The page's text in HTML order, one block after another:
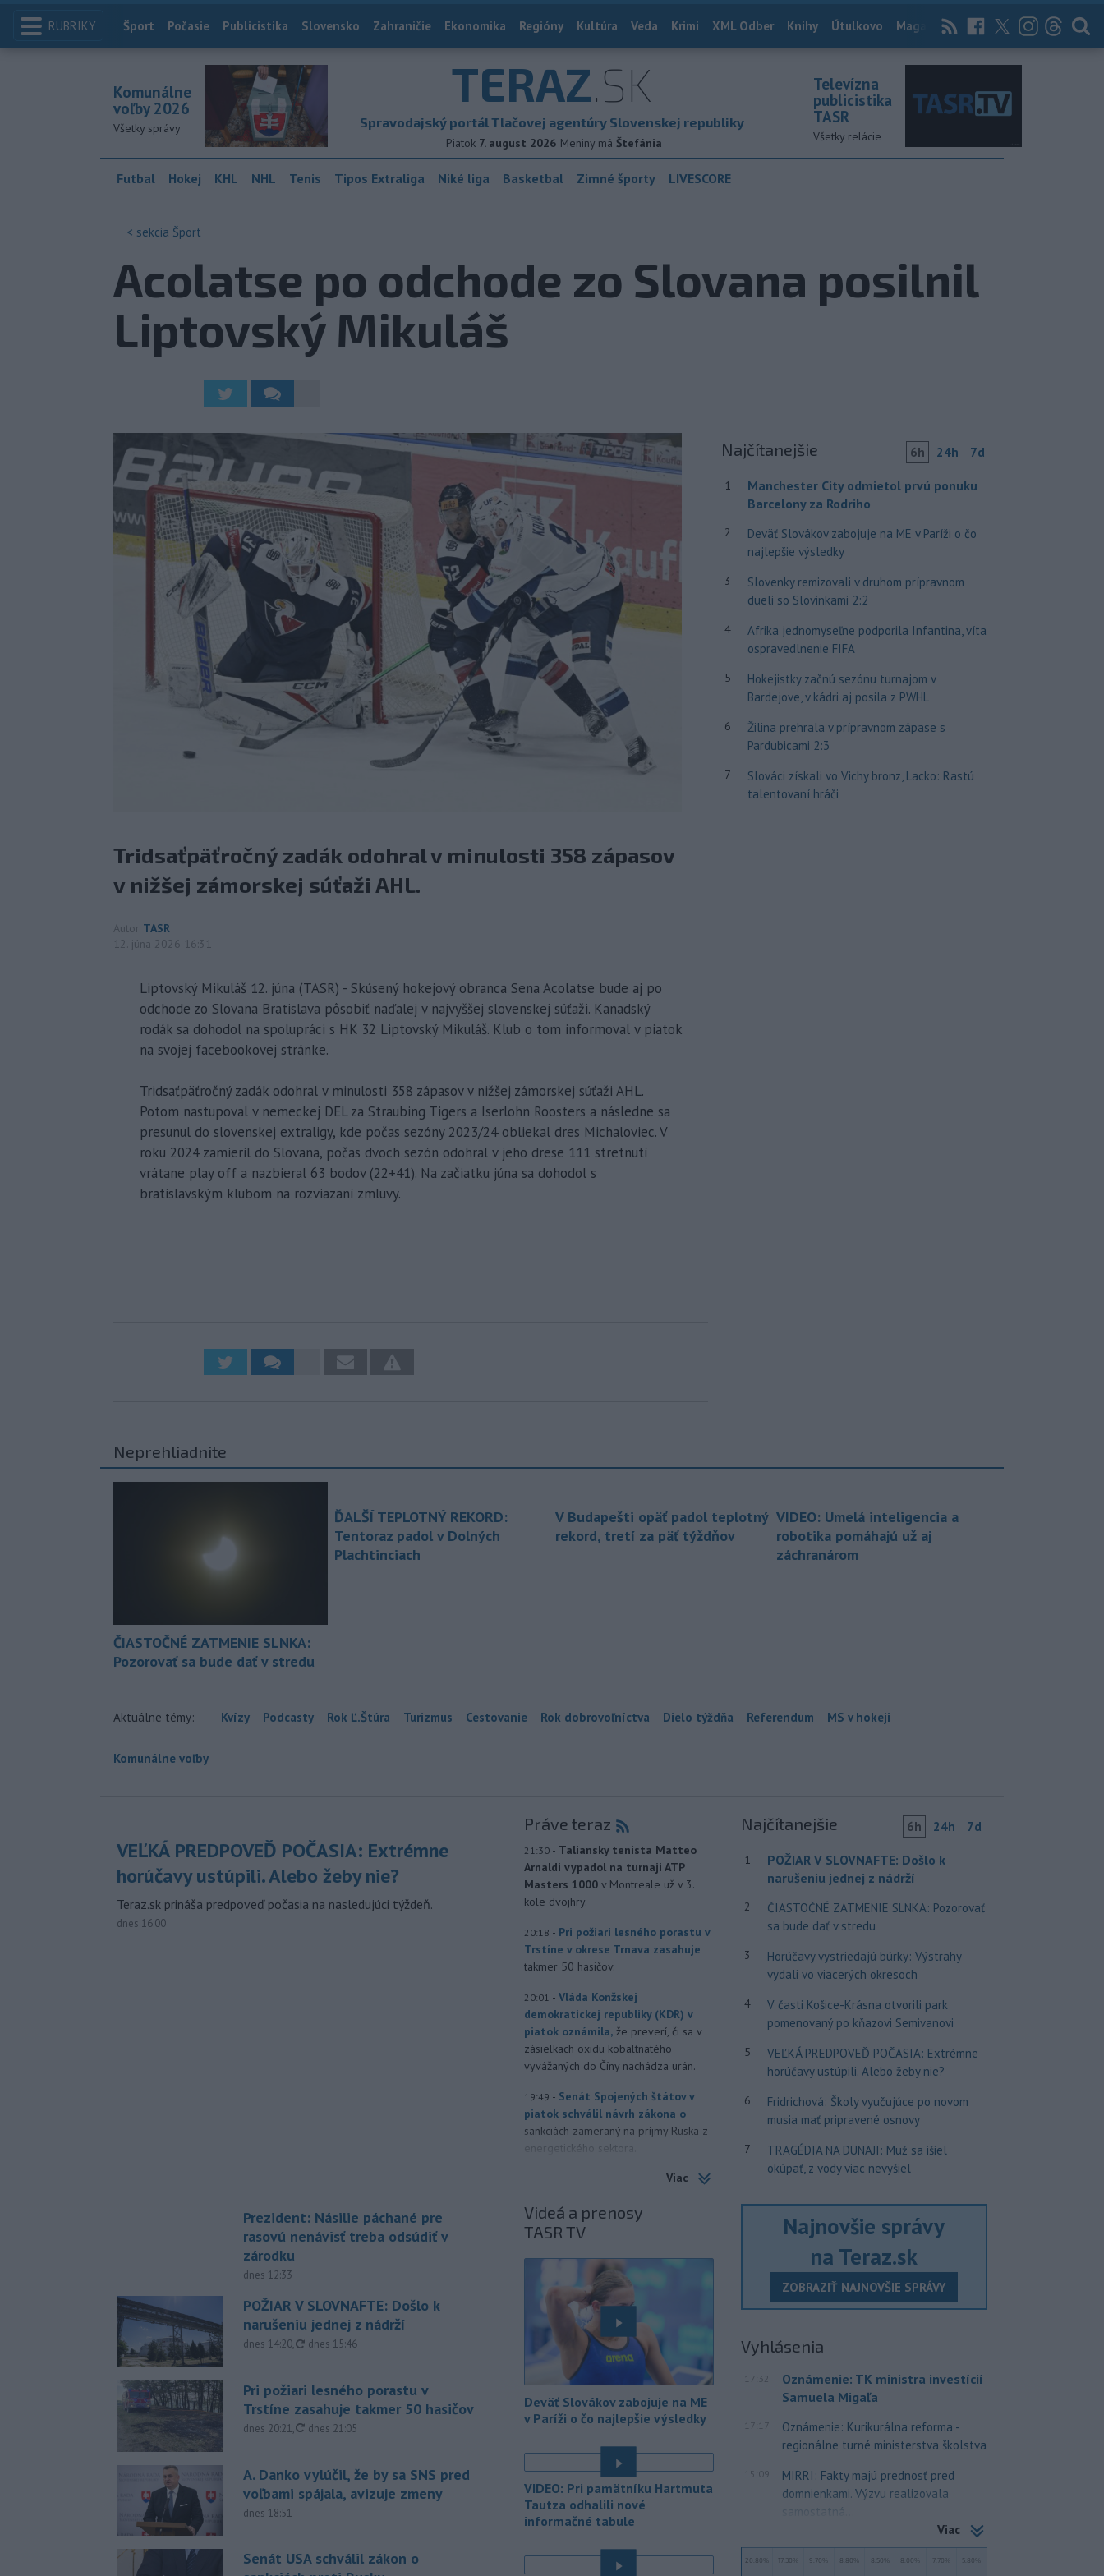
RUBRIKY Index
Šport Počasie Publicistika Slovensko Zahraničie Ekonomika Regióny Kultúra Veda Krimi XML Odber Knihy Útulkovo Magazín News Now Archív
TERAZ.SK
Spravodajský portál Tlačovej agentúry Slovenskej republiky
Piatok 7. august 2026 Meniny má Štefánia
Komunálne
voľby 2026
Všetky správy
Televízna
publicistika
TASR
Všetky relácie
Futbal Hokej KHL NHL Tenis Tipos Extraliga Niké liga Basketbal Zimné športy LIVESCORE
< sekcia Šport
Acolatse po odchode zo Slovana posilnil
Liptovský Mikuláš
Tridsaťpäťročný zadák odohral v minulosti 358 zápasov
v nižšej zámorskej súťaži AHL.
Autor TASR
12. júna 2026 16:31
Liptovský Mikuláš 12. júna (TASR) - Skúsený hokejový obranca Sena Acolatse bude aj po
odchode zo Slovana Bratislava pôsobiť naďalej v najvyššej slovenskej súťaži. Kanadský
rodák sa dohodol na spolupráci s HK 32 Liptovský Mikuláš. Klub o tom informoval v piatok
na svojej facebookovej stránke.
Tridsaťpäťročný zadák odohral v minulosti 358 zápasov v nižšej zámorskej súťaži AHL.
Potom nastupoval v nemeckej DEL za Straubing Tigers a Iserlohn Roosters a následne sa
presunul do slovenskej extraligy, kde počas sezóny 2023/24 obliekal dres Michaloviec. V
roku 2024 zamieril do Slovana, počas dvoch sezón odohral v jeho drese 111 stretnutí
vrátane play off a nazbieral 63 bodov (22+41). Na začiatku júna sa dohodol s
bratislavským klubom na rozviazaní zmluvy.
Najčítanejšie 6h 24h 7d
1
Manchester City odmietol prvú ponuku
Barcelony za Rodriho
2
Deväť Slovákov zabojuje na ME v Paríži o čo
najlepšie výsledky
3
Slovenky remizovali v druhom prípravnom
dueli so Slovinkami 2:2
4
Afrika jednomyseľne podporila Infantina, víta
ospravedlnenie FIFA
5
Hokejistky začnú sezónu turnajom v
Bardejove, v kádri aj posila z PWHL
6
Žilina prehrala v prípravnom zápase s
Pardubicami 2:3
7
Slováci získali vo Vichy bronz, Lacko: Rastú
talentovaní hráči
Neprehliadnite
ČIASTOČNÉ ZATMENIE SLNKA:
Pozorovať sa bude dať v stredu
ĎALŠÍ TEPLOTNÝ REKORD:
Tentoraz padol v Dolných
Plachtinciach
V Budapešti opäť padol teplotný
rekord, tretí za päť týždňov
VIDEO: Umelá inteligencia a
robotika pomáhajú už aj
záchranárom
Aktuálne témy: Kvízy Podcasty Rok Ľ.Štúra Turizmus Cestovanie Rok dobrovoľníctva Dielo týždňa Referendum MS v hokeji
Komunálne voľby
VEĽKÁ PREDPOVEĎ POČASIA: Extrémne
horúčavy ustúpili. Alebo žeby nie?
Teraz.sk prináša predpoveď počasia na nasledujúci týždeň.
dnes 16:00
Prezident: Násilie páchané pre
rasovú nenávisť treba odsúdiť v
zárodku
dnes 12:33
POŽIAR V SLOVNAFTE: Došlo k
narušeniu jednej z nádrží
dnes 14:20, aktualizované
dnes 15:46
Pri požiari lesného porastu v
Trstíne zasahuje takmer 50 hasičov
dnes 20:21, aktualizované
dnes 21:05
A. Danko vylúčil, že by sa SNS pred
voľbami spájala, avizuje zmeny
dnes 18:51
Senát USA schválil zákon o
Práve teraz
21:30 - Taliansky tenista Matteo
Arnaldi vypadol na turnaji ATP
Masters 1000 v Montreale už v 3.
kole dvojhry.
20:18 - Pri požiari lesného porastu v
Trstíne v okrese Trnava zasahuje
takmer 50 hasičov.
20:01 - Vláda Konžskej
demokratickej republiky (KDR) v
piatok oznámila, že preverí, či sa v
zásielkach oxidu kobaltnatého
vyvážaných do Číny nachádza urán.
19:49 - Senát Spojených štátov v
piatok schválil návrh zákona o
sankciách zameraný na príjmy Ruska z
energetického sektora.
Slovenská polícia prispela k
ktorý sa podarilo ukončiť
právoplatným odsúdením páchateľa v
Piatkový požiar v
bratislavskej rafinérii Slovnaft je
pod kontrolou.
bude predmetom vyšetrovania. Pre
TASR to potvrdil hovorca rafinérie
Anton Molnár.
- Ministerstvo kultúry (MK) SR
upraví verziu opatrenia o
podrobnostiach poskytovania dotácií v
pôsobnosti rezortu.
- V bratislavskej rafinérii
Slovnaft horí uskladnený ropný
produkt.TASR o tom informovala
rafinéria s tým, že obyvateľom nehrozí
nebezpečenstvo.
Viac
Videá a prenosy
TASR TV
Deväť Slovákov zabojuje na ME
v Paríži o čo najlepšie výsledky
VIDEO: Pri pamätníku Hartmuta
Tautza odhalili nové
informačné tabule
Najčítanejšie 6h 24h 7d
1
POŽIAR V SLOVNAFTE: Došlo k
narušeniu jednej z nádrží
2
ČIASTOČNÉ ZATMENIE SLNKA: Pozorovať
sa bude dať v stredu
3
Horúčavy vystriedajú búrky: Výstrahy
vydali vo viacerých okresoch
4
V časti Košice-Krásna otvorili park
pomenovaný po kňazovi Semivanovi
5
VEĽKÁ PREDPOVEĎ POČASIA: Extrémne
horúčavy ustúpili. Alebo žeby nie?
6
Fridrichová: Školy vyučujúce po novom
musia mať pripravené osnovy
7
TRAGÉDIA NA DUNAJI: Muž sa išiel
okúpať, z vody viac nevyšiel
Najnovšie správy
na Teraz.sk
ZOBRAZIŤ NAJNOVŠIE SPRÁVY
Vyhlásenia
17:32
Oznámenie: TK ministra investícií
Samuela Migaľa
17:17
Oznámenie: Kurikurálna reforma -
regionálne turné ministerstva školstva
15:09
MIRRI: Fakty majú prednosť pred
domnienkami. Výzvu realizovala
samostatná...
Viac